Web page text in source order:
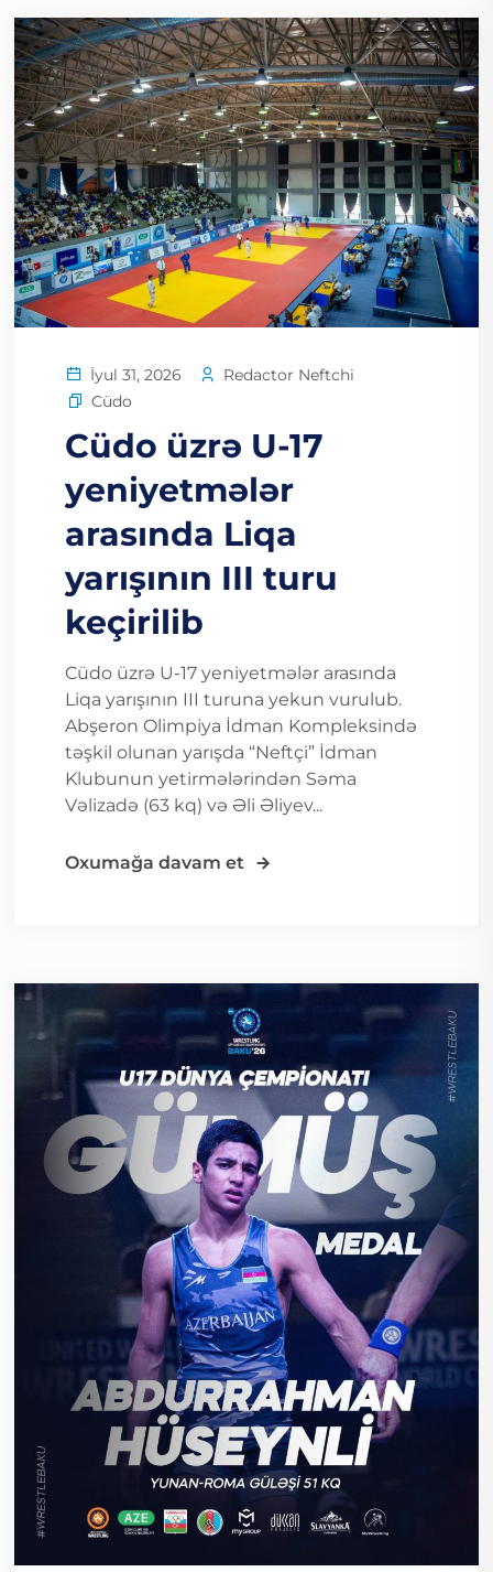
İyul 31, 2026
Redactor Neftchi
Cüdo
Cüdo üzrə U-17
yeniyetmələr
arasında Liqa
yarışının III turu
keçirilib
Cüdo üzrə U-17 yeniyetmələr arasında
Liqa yarışının III turuna yekun vurulub.
Abşeron Olimpiya İdman Kompleksində
təşkil olunan yarışda “Neftçi” İdman
Klubunun yetirmələrindən Səma
Vəlizadə (63 kq) və Əli Əliyev...
Oxumağa davam et